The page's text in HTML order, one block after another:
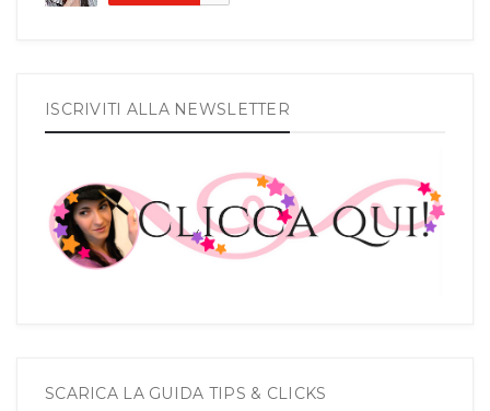
ISCRIVITI ALLA NEWSLETTER
SCARICA LA GUIDA TIPS & CLICKS